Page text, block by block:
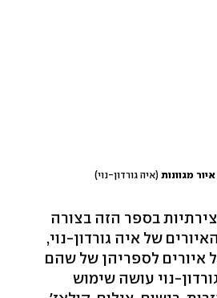
מגוונות (איה גורדון-נוי)
בספר הזה בצורה
של איה גורדון-נוי,
איורים לספריהן של שהם
נוי עושה שימוש